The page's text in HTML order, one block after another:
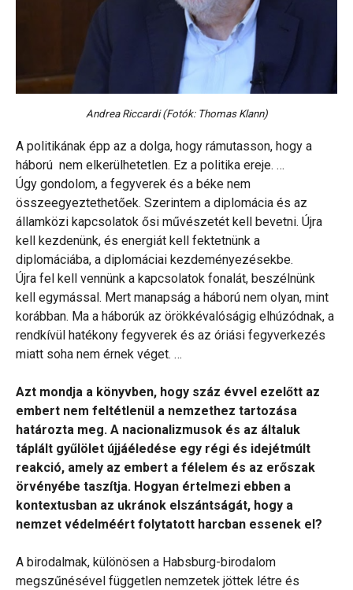
Andrea Riccardi (Fotók: Thomas Klann)
A politikának épp az a dolga, hogy rámutasson, hogy a
háború nem elkerülhetetlen. Ez a politika ereje. …
Úgy gondolom, a fegyverek és a béke nem
összeegyeztethetőek. Szerintem a diplomácia és az
államközi kapcsolatok ősi művészetét kell bevetni. Újra
kell kezdenünk, és energiát kell fektetnünk a
diplomáciába, a diplomáciai kezdeményezésekbe.
Újra fel kell vennünk a kapcsolatok fonalát, beszélnünk
kell egymással. Mert manapság a háború nem olyan, mint
korábban. Ma a háborúk az örökkévalóságig elhúzódnak, a
rendkívül hatékony fegyverek és az óriási fegyverkezés
miatt soha nem érnek véget. …
Azt mondja a könyvben, hogy száz évvel ezelőtt az
embert nem feltétlenül a nemzethez tartozása
határozta meg. A nacionalizmusok és az általuk
táplált gyűlölet újjáéledése egy régi és idejétmúlt
reakció, amely az embert a félelem és az erőszak
örvényébe taszítja. Hogyan értelmezi ebben a
kontextusban az ukránok elszántságát, hogy a
nemzet védelméért folytatott harcban essenek el?
A birodalmak, különösen a Habsburg-birodalom
megszűnésével független nemzetek jöttek létre és